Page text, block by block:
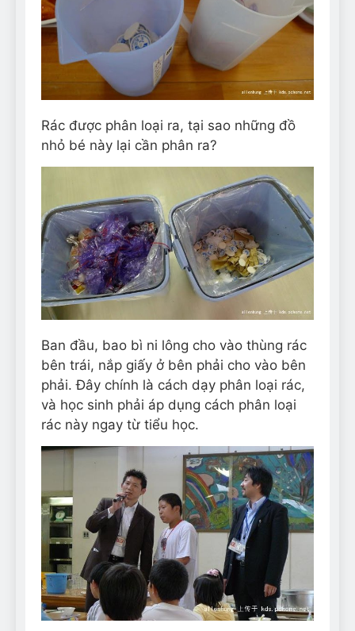
Rác được phân loại ra, tại sao những đồ
nhỏ bé này lại cần phân ra?
Ban đầu, bao bì ni lông cho vào thùng rác
bên trái, nắp giấy ở bên phải cho vào bên
phải. Đây chính là cách dạy phân loại rác,
và học sinh phải áp dụng cách phân loại
rác này ngay từ tiểu học.